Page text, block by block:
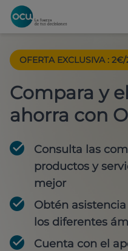
OFERTA EXCLUSIVA : 2€/
Compara y
ahorra con
Consulta las
productos y
mejor
Obtén
los diferentes
Cuenta con el